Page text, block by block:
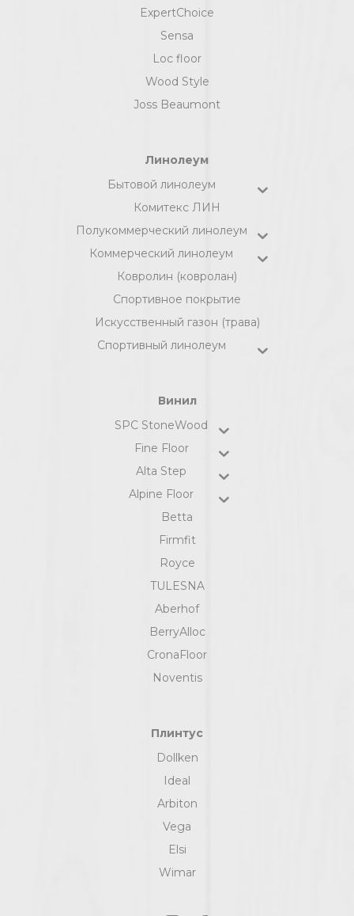
ExpertChoice
Sensa
Loc floor
Wood Style
Joss Beaumont
Линолеум
Бытовой линолеум
Комитекс ЛИН
Полукоммерческий линолеум
Коммерческий линолеум
Ковролин (ковролан)
Спортивное покрытие
Искусственный газон (трава)
Спортивный линолеум
Винил
SPC StoneWood
Fine Floor
Alta Step
Alpine Floor
Betta
Firmfit
Royce
TULESNA
Aberhof
BerryAlloc
CronaFloor
Noventis
Плинтус
Dollken
Ideal
Arbiton
Vega
Elsi
Wimar